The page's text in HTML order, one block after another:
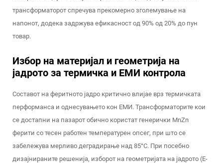
трансформаторот спречува прекомерно зголемување на
напонот, додека задржува ефикасност од 90% од 20% до пун
товар.
Избор на материјал и геометрија на
јадрото за термичка и ЕМИ контрола
Составот на феритното јадро критично влијае врз термичката
перформанса и однесувањето кон ЕМИ. Трансформаторите кои
се достапни на пазарот обично користат генерички MnZn
ферити со тесен работен температурен опсег, при што се
забележува мерливо деградирање над 85°C. При посебно
дизајнираните решенија, изборот на геометријата на јадрото (Е-